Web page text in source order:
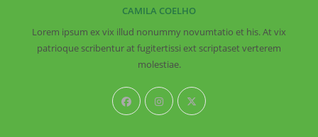
CAMILA COELHO
Lorem ipsum ex vix illud nonummy novumtatio et his. At vix
patrioque scribentur at fugitertissi ext scriptaset verterem
molestiae.